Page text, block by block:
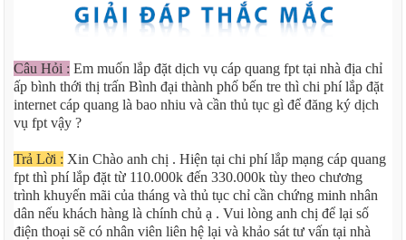
Câu Hỏi : Em muốn lắp đặt dịch vụ cáp quang fpt tại nhà địa chỉ
ấp bình thới thị trấn Bình đại thành phố bến tre thì chi phí lắp đặt
internet cáp quang là bao nhiu và cần thủ tục gì để đăng ký dịch
vụ fpt vậy ?
Trả Lời : Xin Chào anh chị . Hiện tại chi phí lắp mạng cáp quang
fpt thì phí lắp đặt từ 110.000k đến 330.000k tùy theo chương
trình khuyến mãi của tháng và thủ tục chỉ cần chứng minh nhân
dân nếu khách hàng là chính chủ ạ . Vui lòng anh chị để lại số
điện thoại sẽ có nhân viên liên hệ lại và khảo sát tư vấn tại nhà